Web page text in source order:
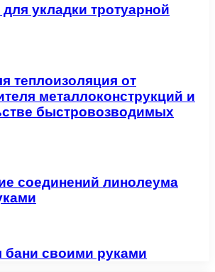
укладки тротуарной
теплоизоляция от
металлоконструкций и
быстровозводимых
соединений линолеума
бани своими руками